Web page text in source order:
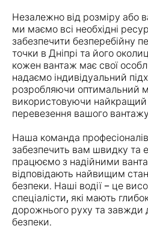
Незалежно від розміру або
ми маємо всі необхідні
забезпечити безперебійну
точки в Дніпрі та його
кожен вантаж має свої
надаємо індивідуальний
розробляючи оптимальний
використовуючи
перевезення вашого
Наша команда
забезпечить вам швидку та
працюємо з надійними
відповідають найвищим
безпеки. Наші водії – це
спеціалісти, які мають
дорожнього руху та
безпеки.